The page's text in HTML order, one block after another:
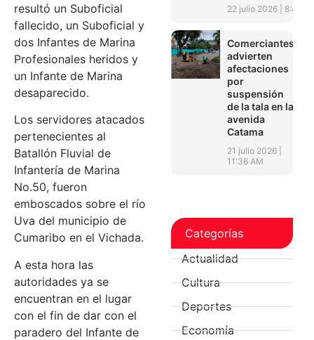
resultó un Suboficial
fallecido, un Suboficial y
dos Infantes de Marina
Profesionales heridos y
un Infante de Marina
desaparecido.
Los servidores atacados
pertenecientes al
Batallón Fluvial de
Infantería de Marina
No.50, fueron
emboscados sobre el río
Uva del municipio de
Cumaribo en el Vichada.
A esta hora las
autoridades ya se
encuentran en el lugar
con el fin de dar con el
paradero del Infante de
22 julio 2026 8:45
Comerciantes
advierten
afectaciones
por
suspensión
de la tala en la
avenida
Catama
21 julio 2026
11:36 AM
Categorías
Actualidad
Cultura
Deportes
Economía